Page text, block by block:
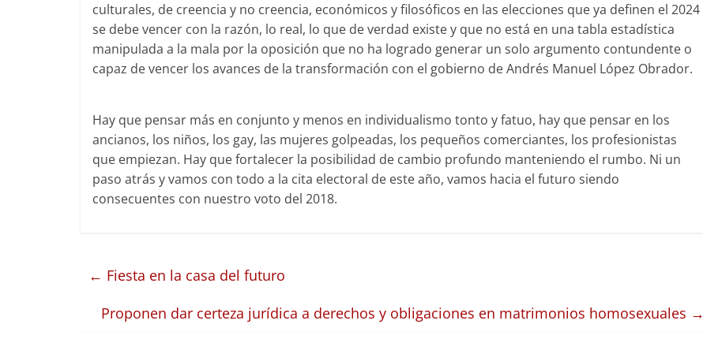
culturales, de creencia y no creencia, económicos y filosóficos en las elecciones que ya definen el 2024
se debe vencer con la razón, lo real, lo que de verdad existe y que no está en una tabla estadística
manipulada a la mala por la oposición que no ha logrado generar un solo argumento contundente o
capaz de vencer los avances de la transformación con el gobierno de Andrés Manuel López Obrador.
Hay que pensar más en conjunto y menos en individualismo tonto y fatuo, hay que pensar en los
ancianos, los niños, los gay, las mujeres golpeadas, los pequeños comerciantes, los profesionistas
que empiezan. Hay que fortalecer la posibilidad de cambio profundo manteniendo el rumbo. Ni un
paso atrás y vamos con todo a la cita electoral de este año, vamos hacia el futuro siendo
consecuentes con nuestro voto del 2018.
← Fiesta en la casa del futuro
Proponen dar certeza jurídica a derechos y obligaciones en matrimonios homosexuales →